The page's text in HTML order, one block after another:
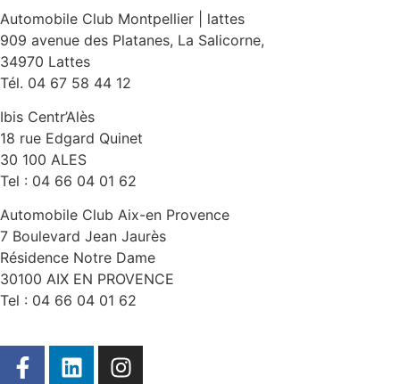
Automobile Club Montpellier | lattes
909 avenue des Platanes, La Salicorne,
34970 Lattes
Tél. 04 67 58 44 12
Ibis Centr’Alès
18 rue Edgard Quinet
30 100 ALES
Tel : 04 66 04 01 62
Automobile Club Aix-en Provence
7 Boulevard Jean Jaurès
Résidence Notre Dame
30100 AIX EN PROVENCE
Tel : 04 66 04 01 62